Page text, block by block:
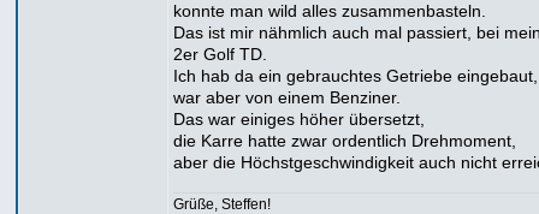
konnte man wild alles zusammenbasteln.
Das ist mir nähmlich auch mal passiert, bei
2er Golf TD.
Ich hab da ein gebrauchtes Getriebe
war aber von einem Benziner.
Das war einiges höher übersetzt,
die Karre hatte zwar ordentlich Drehmoment,
aber die Höchstgeschwindigkeit auch nicht
Grüße, Steffen!